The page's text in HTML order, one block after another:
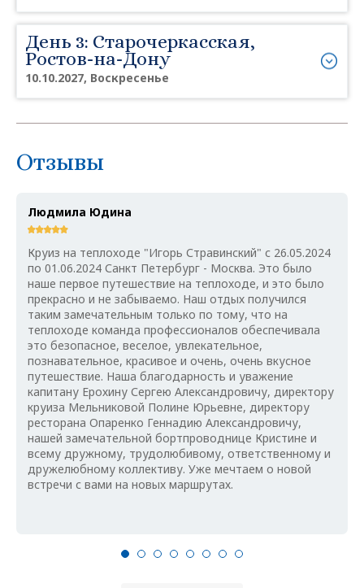
День 3: Старочеркасская,
Ростов-на-Дону
10.10.2027, Воскресенье
Отзывы
Людмила Юдина
Круиз на теплоходе "Игорь Стравинский" с 26.05.2024
по 01.06.2024 Санкт Петербург - Москва. Это было
наше первое путешествие на теплоходе, и это было
прекрасно и не забываемо. Наш отдых получился
таким замечательным только по тому, что на
теплоходе команда профессионалов обеспечивала
это безопасное, веселое, увлекательное,
познавательное, красивое и очень, очень вкусное
путешествие. Наша благодарность и уважение
капитану Ерохину Сергею Александровичу, директору
круиза Мельниковой Полине Юрьевне, директору
ресторана Опаренко Геннадию Александровичу,
нашей замечательной бортпроводнице Кристине и
всему дружному, трудолюбивому, ответственному и
дружелюбному коллективу. Уже мечтаем о новой
встречи с вами на новых маршрутах.